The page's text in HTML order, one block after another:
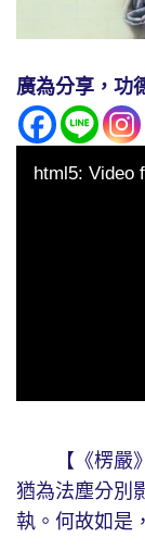
廣為分享，功
html5: Video
【《楞嚴》
猶為法塵分別
執。何故如是